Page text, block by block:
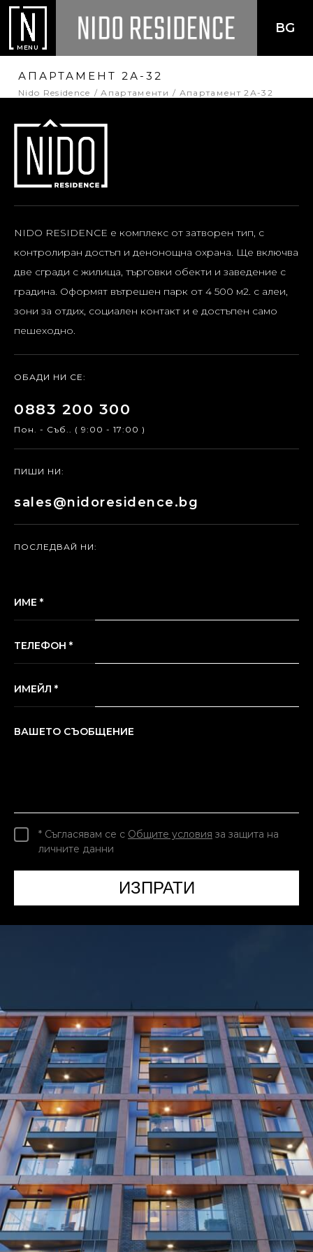
MENU
BG
АПАРТАМЕНТ 2А-32
Nido Residence Апартаменти Апартамент 2А-32
NIDO RESIDENCE е комплекс от затворен тип, с
контролиран достъп и денонощна охрана. Ще включва
две сгради с жилища, търговки обекти и заведение с
градина. Оформят вътрешен парк от 4 500 м2. с алеи,
зони за отдих, социален контакт и е достъпен само
пешеходно.
ОБАДИ НИ СЕ:
0883 200 300
Пон. - Съб.. ( 9:00 - 17:00 )
ПИШИ НИ:
sales@nidoresidence.bg
ПОСЛЕДВАЙ НИ:
ИМЕ *
ТЕЛЕФОН *
ИМЕЙЛ *
ВАШЕТО СЪОБЩЕНИЕ
* Съгласявам се с Общите условия за защита на
личните данни